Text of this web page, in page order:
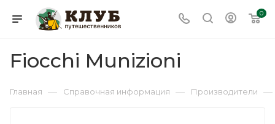
0
Fiocchi Munizioni
Главная — Справочная информация — Производители —